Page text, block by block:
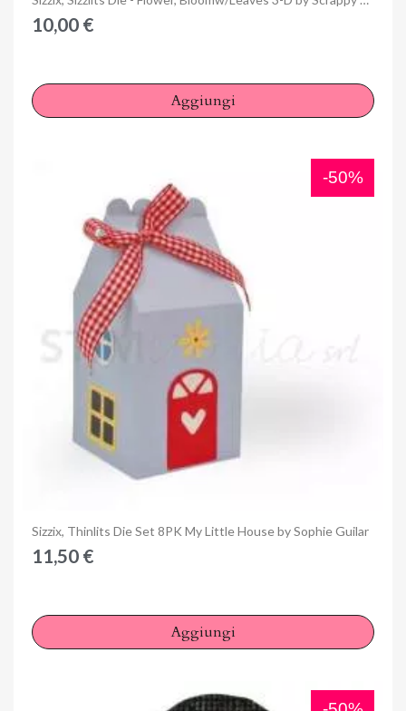
10,00 €
Aggiungi
Anteprima
-50%
Sizzix, Thinlits Die Set 8PK My Little House by Sophie Guilar
11,50 €
Aggiungi